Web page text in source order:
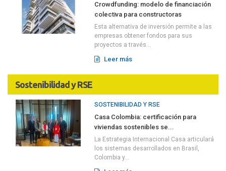
Crowdfunding: modelo de financiación
colectiva para constructoras
Esta alternativa de inversión permite a las
empresas obtener fondos para sus
proyectos a través...
Leer más
Sostenibilidad y RSE
SOSTENIBILIDAD Y RSE
Casa Colombia: certificación para
viviendas sostenibles se...
La Estrategia Internacional Casa articulará
los sistemas desarrollados en Brasil,
Colombia y...